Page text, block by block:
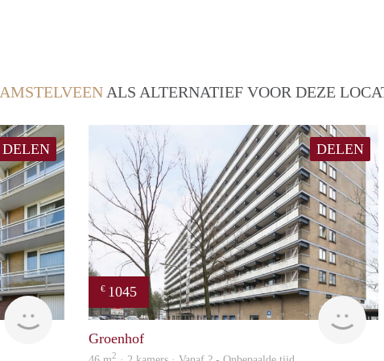
AMSTELVEEN ALS ALTERNATIEF VOOR DEZE
DELEN
Woning
DELEN
€ 1045
Groenhof
2